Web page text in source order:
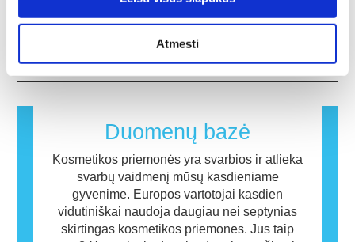
Atmesti
įmonės teisiškai privalo atlikti, apima visą
galimą riziką, įskaitant galimus endokrininės
saugumą.
atsiranda, kai žmogaus imuninė sistema
reaguoja į medžiagas, kurios yra
kuriems žmonėms gali sukelti alergiją. Tai
nereiškia, kad produktas nėra saugus naudoti
kitiems.
Duomenų bazė
Kosmetikos priemonės yra svarbios ir atlieka
svarbų vaidmenį mūsų kasdieniame
gyvenime. Europos vartotojai kasdien
vidutiniškai naudoja daugiau nei septynias
skirtingas kosmetikos priemones. Jūs taip